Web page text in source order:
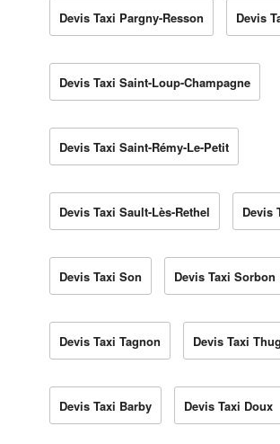
Devis Taxi Pargny-Resson Devis
Devis Taxi Saint-Loup-Champagne
Devis Taxi Saint-Rémy-Le-Petit
Devis Taxi Sault-Lès-Rethel Devis
Devis Taxi Son Devis Taxi Sorbon
Devis Taxi Tagnon Devis Taxi
Devis Taxi Barby Devis Taxi Doux